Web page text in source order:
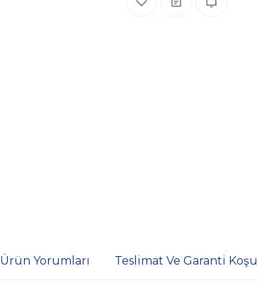
Ürün Yorumları Teslimat Ve Garanti